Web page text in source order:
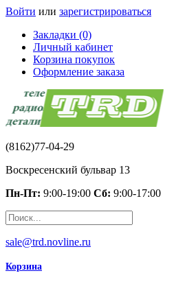
Войти или зарегистрироваться
Закладки (0)
Личный кабинет
Корзина покупок
Оформление заказа
(8162)77-04-29
Воскресенский бульвар 13
Пн-Пт: 9:00-19:00 Сб: 9:00-17:00
sale@trd.novline.ru
Корзина